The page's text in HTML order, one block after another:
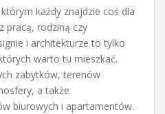
każdy znajdzie coś dla
pracą, rodziną czy
i architekturze to tylko
warto tu mieszkać.
zabytków, terenów
a także
biurowych i apartamentów.